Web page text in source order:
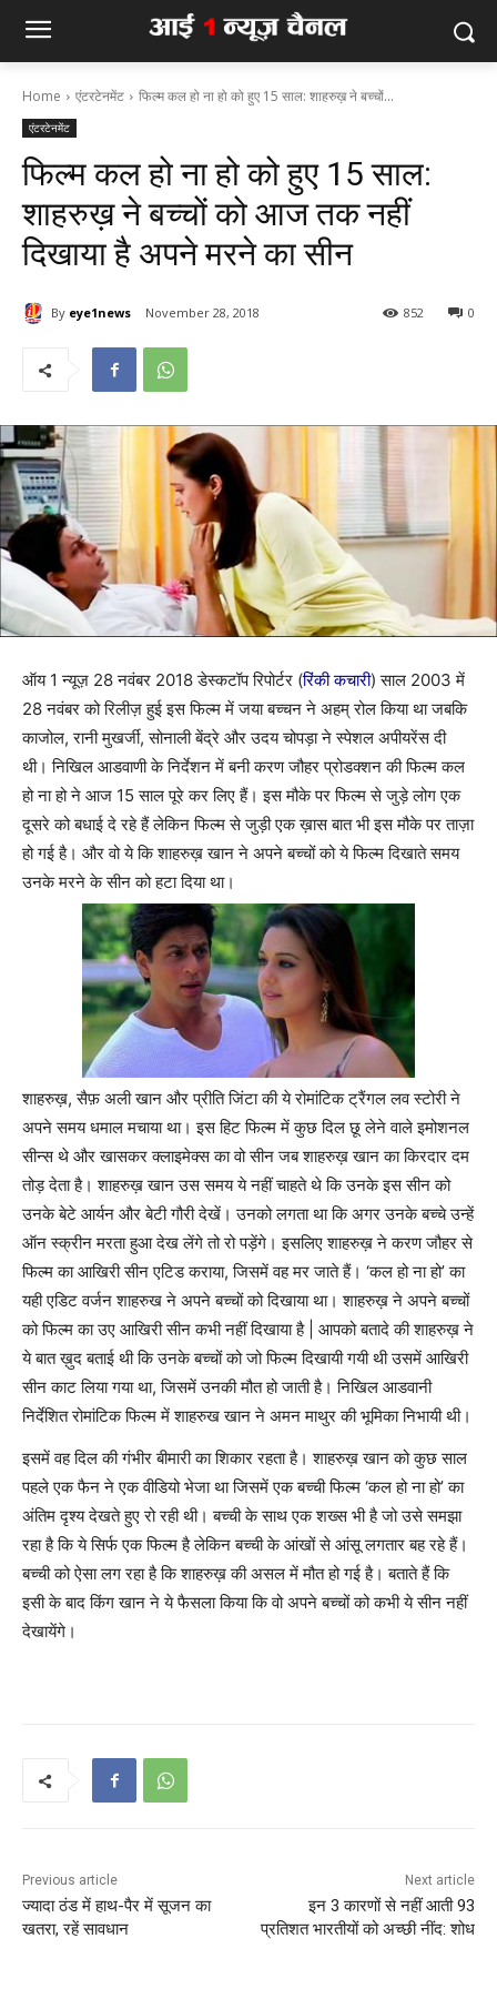
Home एंटरटेनमेंट फिल्म कल हो ना हो को हुए 15 साल: शाहरुख़ ने बच्चों...
एंटरटेनमेंट
फिल्म कल हो ना हो को हुए 15 साल:
शाहरुख़ ने बच्चों को आज तक नहीं
दिखाया है अपने मरने का सीन
By eye1news November 28, 2018 0
852
ऑय 1 न्यूज़ 28 नवंबर 2018 डेस्कटॉप रिपोर्टर (रिंकी कचारी) साल 2003 में
28 नवंबर को रिलीज़ हुई इस फिल्म में जया बच्चन ने अहम् रोल किया था जबकि
काजोल, रानी मुखर्जी, सोनाली बेंद्रे और उदय चोपड़ा ने स्पेशल अपीयरेंस दी
थी। निखिल आडवाणी के निर्देशन में बनी करण जौहर प्रोडक्शन की फिल्म कल
हो ना हो ने आज 15 साल पूरे कर लिए हैं। इस मौके पर फिल्म से जुड़े लोग एक
दूसरे को बधाई दे रहे हैं लेकिन फिल्म से जुड़ी एक ख़ास बात भी इस मौके पर ताज़ा
हो गई है। और वो ये कि शाहरुख़ खान ने अपने बच्चों को ये फिल्म दिखाते समय
उनके मरने के सीन को हटा दिया था।
शाहरुख़, सैफ़ अली खान और प्रीति जिंटा की ये रोमांटिक ट्रैंगल लव स्टोरी ने
अपने समय धमाल मचाया था। इस हिट फिल्म में कुछ दिल छू लेने वाले इमोशनल
सीन्स थे और खासकर क्लाइमेक्स का वो सीन जब शाहरुख़ खान का किरदार दम
तोड़ देता है। शाहरुख़ खान उस समय ये नहीं चाहते थे कि उनके इस सीन को
उनके बेटे आर्यन और बेटी गौरी देखें। उनको लगता था कि अगर उनके बच्चे उन्हें
ऑन स्क्रीन मरता हुआ देख लेंगे तो रो पड़ेंगे। इसलिए शाहरुख़ ने करण जौहर से
फिल्म का आखिरी सीन एटिड कराया, जिसमें वह मर जाते हैं। ‘कल हो ना हो’ का
यही एडिट वर्जन शाहरुख ने अपने बच्चों को दिखाया था। शाहरुख़ ने अपने बच्चों
को फिल्म का उए आखिरी सीन कभी नहीं दिखाया है | आपको बतादे की शाहरुख़ ने
ये बात ख़ुद बताई थी कि उनके बच्चों को जो फिल्म दिखायी गयी थी उसमें आखिरी
सीन काट लिया गया था, जिसमें उनकी मौत हो जाती है। निखिल आडवानी
निर्देशित रोमांटिक फिल्म में शाहरुख खान ने अमन माथुर की भूमिका निभायी थी।
इसमें वह दिल की गंभीर बीमारी का शिकार रहता है। शाहरुख़ खान को कुछ साल
पहले एक फैन ने एक वीडियो भेजा था जिसमें एक बच्ची फिल्म ‘कल हो ना हो’ का
अंतिम दृश्य देखते हुए रो रही थी। बच्ची के साथ एक शख्स भी है जो उसे समझा
रहा है कि ये सिर्फ एक फिल्म है लेकिन बच्ची के आंखों से आंसू लगतार बह रहे हैं।
बच्ची को ऐसा लग रहा है कि शाहरुख़ की असल में मौत हो गई है। बताते हैं कि
इसी के बाद किंग खान ने ये फैसला किया कि वो अपने बच्चों को कभी ये सीन नहीं
देखायेंगे।
Previous article
ज्यादा ठंड में हाथ-पैर में सूजन का
खतरा, रहें सावधान
Next article
इन 3 कारणों से नहीं आती 93
प्रतिशत भारतीयों को अच्छी नींद: शोध